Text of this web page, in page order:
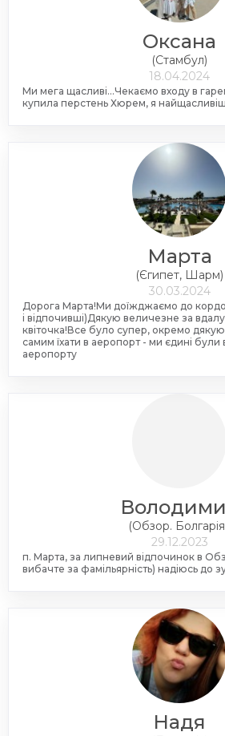
Оксана
(Стамбул)
18.04.2024
Ми мега щасливі...Чекаємо входу в
купила перстень Хюрем, я
Марта
(Єгипет, Шарм)
30.03.2024
Дорога Марта!Ми доїжджаємо до
і відпочивші)Дякую величезне за
квіточка!Все було супер, окремо
самим їхати в аеропорт - ми єдині були
аеропорту
(Обзор.
29.12.2023
п. Марта, за липневий відпочинок в
вибачте за фамільярність) надіюсь до
Надя